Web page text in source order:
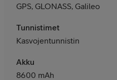
GPS, GLONASS, Galileo
Tunnistimet
Kasvojentunnistin
Akku
8600 mAh